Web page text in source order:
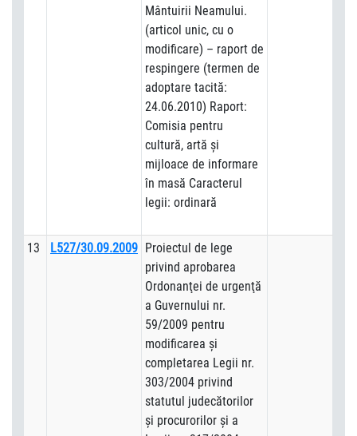
Mântuirii Neamului.
(articol unic, cu o
modificare) – raport de
respingere (termen de
adoptare tacită:
24.06.2010) Raport:
Comisia pentru
cultură, artă şi
mijloace de informare
în masă Caracterul
legii: ordinară
13 L527/30.09.2009 Proiectul de lege
privind aprobarea
Ordonanţei de urgenţă
a Guvernului nr.
59/2009 pentru
modificarea şi
completarea Legii nr.
303/2004 privind
statutul judecătorilor
şi procurorilor şi a